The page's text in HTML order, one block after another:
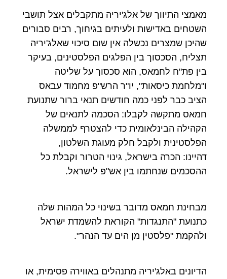
מאמצי התיווך של אלג'יריה מתקבלים אצל תושבי
השטחים באדישות ולעיתים בגיחוך, רבים סבורים
שהיכן שמצרים נכשלה אין שום סיכוי שאלג'יריה
תצליח, הסכסוך בין הפלגים הפלסטינים, בעיקר
בין פת"ח לחמאס, הוא סכסוך על שליטה
ו"מלחמת כיסאות", יו"ר הרש"פ מחמוד עבאס
הציב כבר לפני כמה חודשים תנאי ברור שתנועת
חמאס מתקשה לקבלו: הסכמה לתנאים של
הקהילה הבינלאומית כדי להצטרף לממשלה
הפלסטינית ולקבל חלק מעוגת השלטון,
דהיינו: הכרה בישראל, גינוי הטרור וקבלת כל
ההסכמים שנחתמו בין אש"פ לישראל.
מבחינת חמאס מדובר בשינוי כל המהות שלה
כתנועת "התנגדות" הקוראת להשמדת ישראל
ולהקמת "פלסטין מן הים עד הנהר".
הדיונים באלג'יריה מתנהלים באווירה פסימית, או